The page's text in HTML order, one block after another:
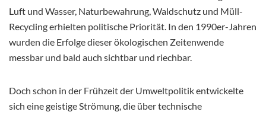
Luft und Wasser, Naturbewahrung, Waldschutz und Müll-
Recycling erhielten politische Priorität. In den 1990er-Jahren
wurden die Erfolge dieser ökologischen Zeitenwende
messbar und bald auch sichtbar und riechbar.
Doch schon in der Frühzeit der Umweltpolitik entwickelte
sich eine geistige Strömung, die über technische